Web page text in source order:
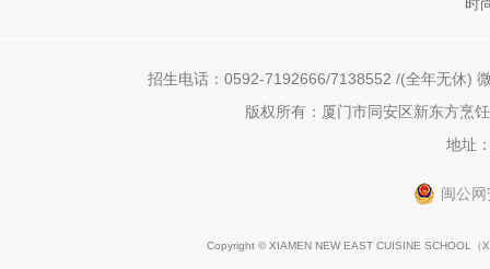
招生电话：0592-7192666/7138552 /(全年无休)
版权所有：厦门市同安区新东方烹
地址
闽公
Copyright © XIAMEN NEW EAST CUISINE SCHOOL（